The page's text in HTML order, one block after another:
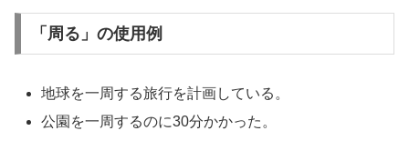
「周る」の使用例
地球を一周する旅行を計画している。
公園を一周するのに30分かかった。